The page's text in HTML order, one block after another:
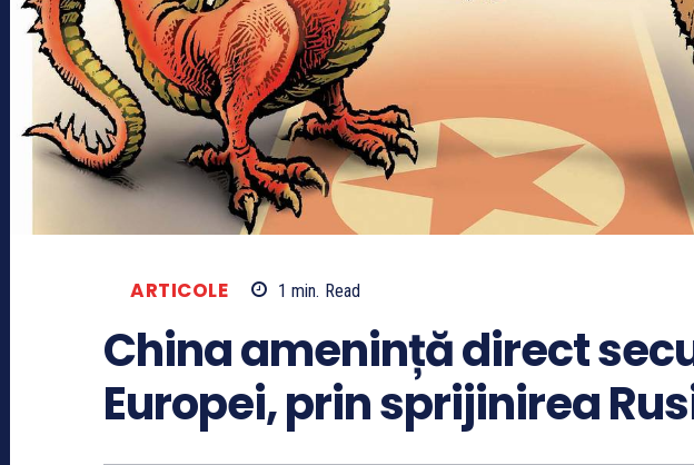
ARTICOLE 1 min. Read
China amenință direct
Europei, prin sprijinirea